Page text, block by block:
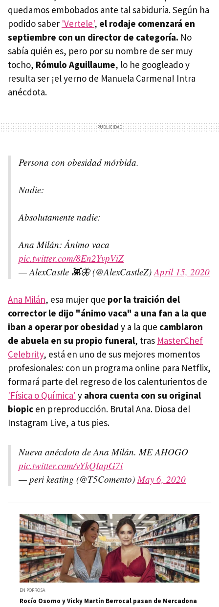
quedamos embobados ante tal sabiduría. Según ha
podido saber 'Vertele', el rodaje comenzará en
septiembre con un director de categoría. No
sabía quién es, pero por su nombre de ser muy
tocho, Rómulo Aguillaume, lo he googleado y
resulta ser ¡el yerno de Manuela Carmena! Intra
anécdota.
Persona con obesidad mórbida.
Nadie:
Absolutamente nadie:
Ana Milán: Ánimo vaca
pic.twitter.com/8En2YvpViZ
— AlexCastle 👾🦋 (@AlexCastleZ) April 15, 2020
Ana Milán, esa mujer que por la traición del
corrector le dijo "ánimo vaca" a una fan a la que
iban a operar por obesidad y a la que cambiaron
de abuela en su propio funeral, tras MasterChef
Celebrity, está en uno de sus mejores momentos
profesionales: con un programa online para Netflix,
formará parte del regreso de los calenturientos de
'Física o Química' y ahora cuenta con su original
biopic en preproducción. Brutal Ana. Diosa del
Instagram Live, a tus pies.
Nueva anécdota de Ana Milán. ME AHOGO
pic.twitter.com/vYkQIapG7i
— peri keating (@T5Comento) May 6, 2020
EN POPROSA
Rocío Osorno y Vicky Martín Berrocal pasan de Mercadona